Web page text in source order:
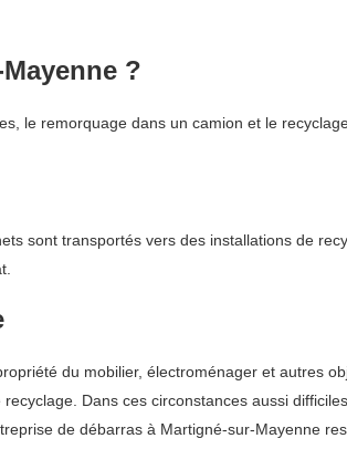
?
le remorquage dans un camion et le
sont transportés vers des installations de
du mobilier, électroménager et autres
Dans ces circonstances aussi
de débarras à Martigné-sur-Mayenne